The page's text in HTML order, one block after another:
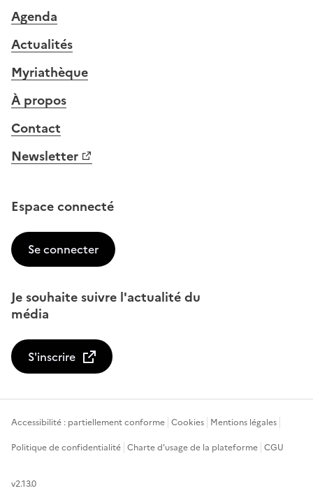
Agenda
Actualités
Myriathèque
À propos
Contact
Newsletter
Espace connecté
Se connecter
Je souhaite suivre l'actualité du
média
S'inscrire
Accessibilité : partiellement conforme Cookies Mentions légales
Politique de confidentialité Charte d'usage de la plateforme CGU
v2.13.0